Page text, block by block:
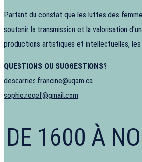
Partant du constat que les luttes des
soutenir la transmission et la valorisation
productions artistiques et intellectuelles,
QUESTIONS OU SUGGESTIONS?
descarries.francine@uqam.ca
sophie.reqef@gmail.com
DE 1600 À